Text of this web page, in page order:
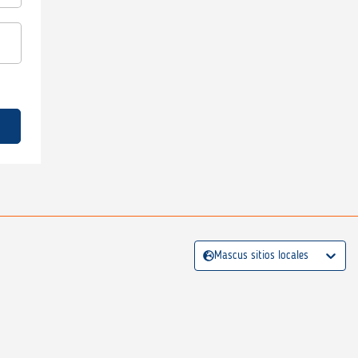
Mascus sitios locales